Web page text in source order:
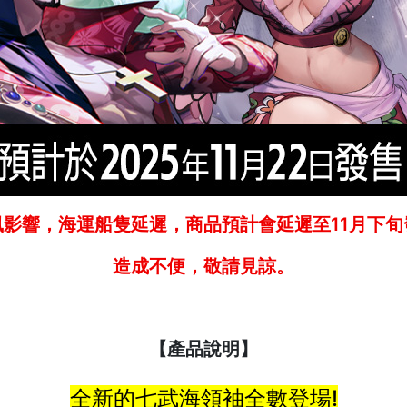
響，海運船隻延遲，商品預計會延遲至11月下
造成不便，敬請見諒。
【產品說明】
全新的七武海領袖全數登場!